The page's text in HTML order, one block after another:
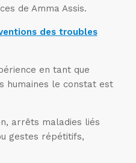
de Amma Assis.
des troubles
en tant que
humaines le constat est
arrêts maladies liés
gestes répétitifs,